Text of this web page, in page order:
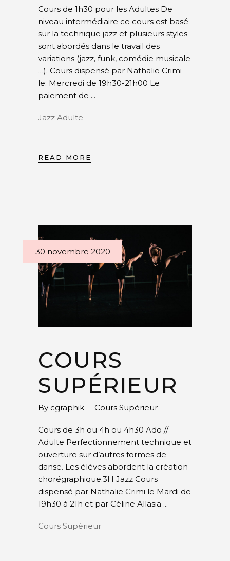
Cours de 1h30 pour les Adultes De
niveau intermédiaire ce cours est basé
sur la technique jazz et plusieurs styles
sont abordés dans le travail des
variations (jazz, funk, comédie musicale
…). Cours dispensé par Nathalie Crimi
le: Mercredi de 19h30-21h00 Le
paiement de
Jazz Adulte
READ MORE
30 novembre 2020
COURS
SUPÉRIEUR
By cgraphik Cours Supérieur
Cours de 3h ou 4h ou 4h30 Ado //
Adulte Perfectionnement technique et
ouverture sur d’autres formes de
danse. Les élèves abordent la création
chorégraphique.3H Jazz Cours
dispensé par Nathalie Crimi le Mardi de
19h30 à 21h et par Céline Allasia
Cours Supérieur